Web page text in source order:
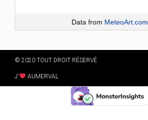
Data from MeteoArt.com
© 2020 TOUT DROIT RÉSERVÉ
J' AUMERVAL